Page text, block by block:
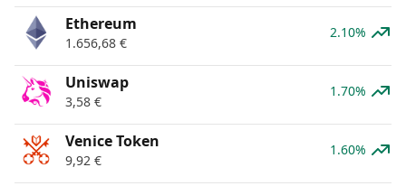
Ethereum
1.656,68 €
2.10%
Uniswap
3,58 €
1.70%
Venice Token
9,92 €
1.60%